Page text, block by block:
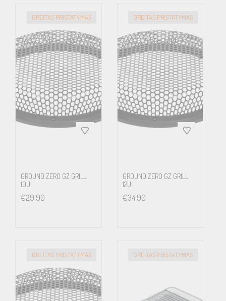
GREITAS PRISTATYMAS
GROUND ZERO GZ GRILL
10U
€29.90
GREITAS PRISTATYMAS
GROUND ZERO GZ GRILL
12U
€34.90
GREITAS PRISTATYMAS GREITAS PRISTATYMAS